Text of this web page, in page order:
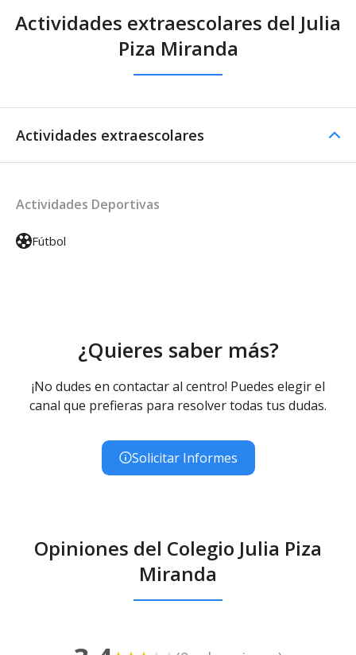
Actividades extraescolares del Julia
Piza Miranda
Actividades extraescolares
Actividades Deportivas
Fútbol
¿Quieres saber más?
¡No dudes en contactar al centro! Puedes elegir el
canal que prefieras para resolver todas tus dudas.
Solicitar Informes
Opiniones del Colegio Julia Piza
Miranda